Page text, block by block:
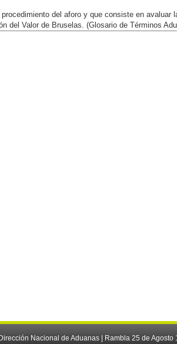
del aforo y que consiste en
del Valor de Bruselas. (Glosario de Términos
Dirección Nacional de Aduanas | Rambla 25 de